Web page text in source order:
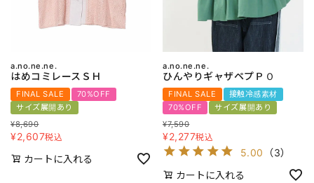
a.no.ne.ne.
はめコミレースＳＨ
FINAL SALE
70%OFF
サイズ展開あり
¥8,690
¥2,607税込
カートに入れる
a.no.ne.ne.
ひんやりギャザペプＰＯ
FINAL SALE
接触冷感素材
70%OFF
サイズ展開あり
¥7,590
¥2,277税込
5.00 （3）
カートに入れる